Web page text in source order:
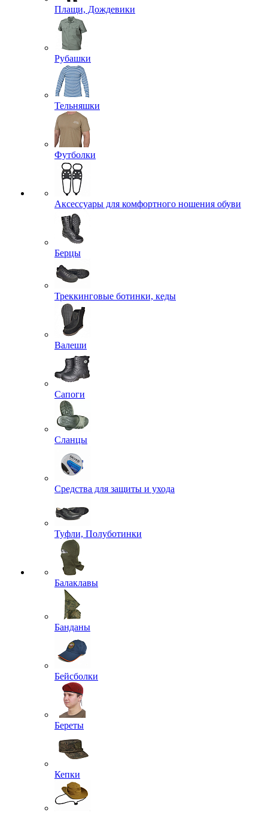
Плащи, Дождевики
Рубашки
Тельняшки
Футболки
Аксессуары для комфортного ношения обуви
Берцы
Треккинговые ботинки, кеды
Валеши
Сапоги
Сланцы
Средства для защиты и ухода
Туфли, Полуботинки
Балаклавы
Банданы
Бейсболки
Береты
Кепки